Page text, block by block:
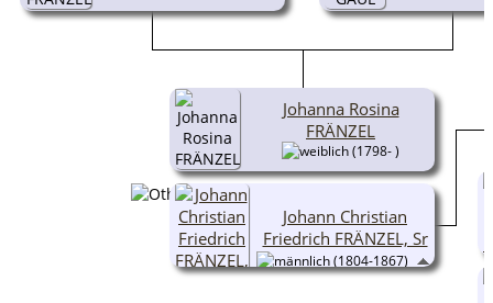
Johanna Rosina
FRÄNZEL
(1798- )
Johann Christian
Friedrich FRÄNZEL, Sr
(1804-1867)